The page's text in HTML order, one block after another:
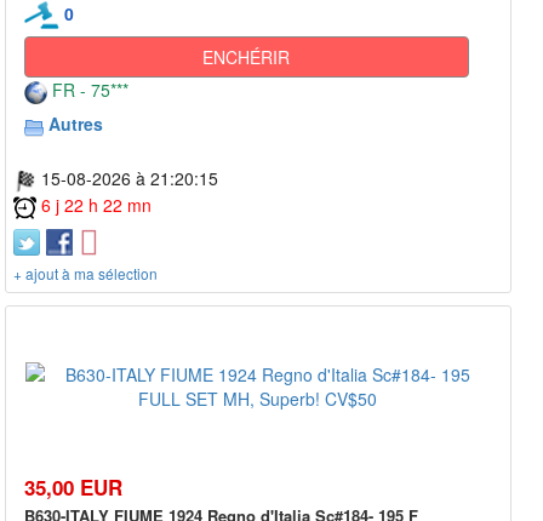
0
ENCHÉRIR
FR - 75***
Autres
15-08-2026 à 21:20:15
6 j 22 h 22 mn
+ ajout à ma sélection
35,00 EUR
B630-ITALY FIUME 1924 Regno d'Italia Sc#184- 195 F